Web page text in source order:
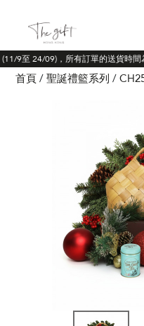
9至 24/09)，所有訂單的送貨時間
首頁 聖誕禮籃系列